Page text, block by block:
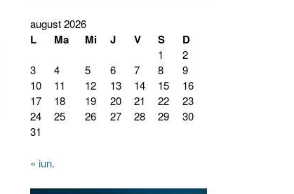
august 2026
L Ma Mi J V S D
1
2
3
4 5 6 7 8
9
10
11 12 13 14 15
16
17
18 19 20 21 22
23
24
25 26 27 28 29
30
31
« iun.